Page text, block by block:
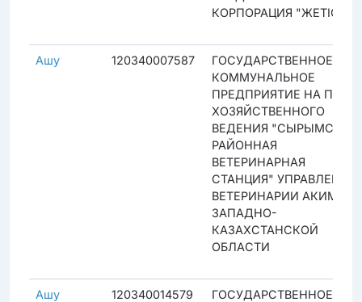
КОРПОРАЦИЯ "ЖЕТІСУ"
Ашу 120340007587
ГОСУДАРСТВЕННОЕ
КОММУНАЛЬНОЕ
ПРЕДПРИЯТИЕ НА ПРАВЕ
ХОЗЯЙСТВЕННОГО
ВЕДЕНИЯ "СЫРЫМСКАЯ
РАЙОННАЯ
ВЕТЕРИНАРНАЯ
СТАНЦИЯ" УПРАВЛЕНИЯ
ВЕТЕРИНАРИИ АКИМАТА
ЗАПАДНО-
КАЗАХСТАНСКОЙ
ОБЛАСТИ
Ашу 120340014579
ГОСУДАРСТВЕННОЕ